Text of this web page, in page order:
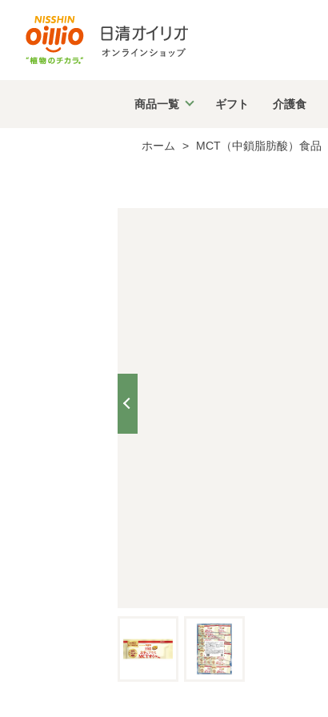
商品一覧 ギフト 介護食
ホーム > MCT（中鎖脂肪酸）食品